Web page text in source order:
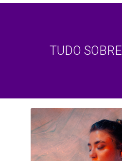
TUDO SOBRE